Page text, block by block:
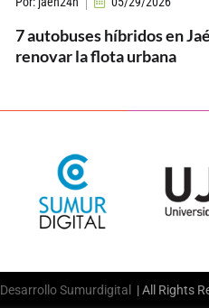
7 autobuses híbridos en
renovar la flota urbana
DesarrolloSumurdigital | All Rights